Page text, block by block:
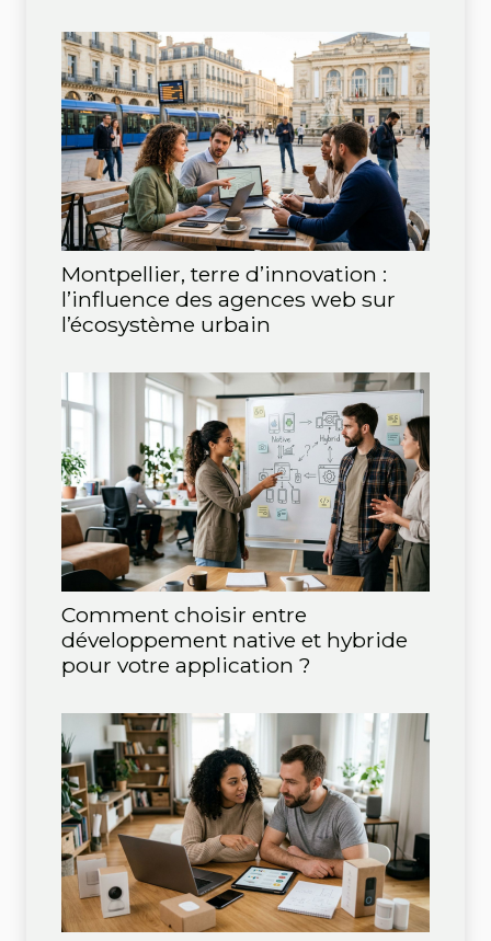
Montpellier, terre d’innovation :
l’influence des agences web sur
l’écosystème urbain
Comment choisir entre
développement native et hybride
pour votre application ?